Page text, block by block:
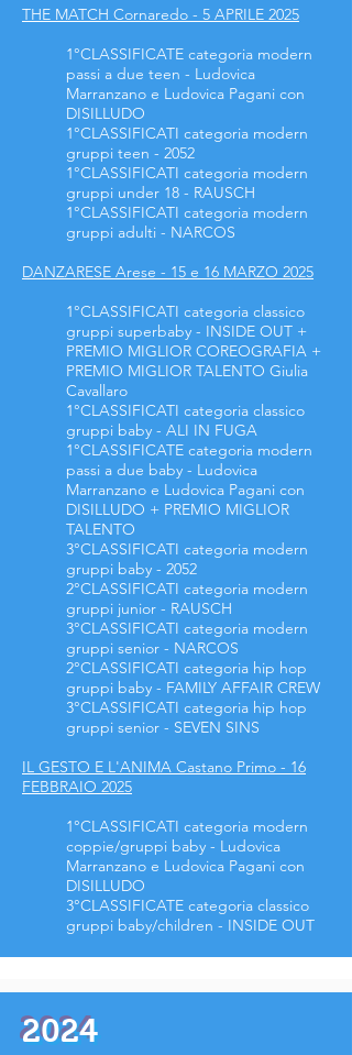
THE MATCH Cornaredo - 5 APRILE 2025
1°CLASSIFICATE categoria modern
passi a due teen - Ludovica
Marranzano e Ludovica Pagani con
DISILLUDO
1°CLASSIFICATI categoria modern
gruppi teen - 2052
1°CLASSIFICATI categoria modern
gruppi under 18 - RAUSCH
1°CLASSIFICATI categoria modern
gruppi adulti - NARCOS
DANZARESE Arese - 15 e 16 MARZO 2025
1°CLASSIFICATI categoria classico
gruppi superbaby - INSIDE OUT +
PREMIO MIGLIOR COREOGRAFIA +
PREMIO MIGLIOR TALENTO Giulia
Cavallaro
1°CLASSIFICATI categoria classico
gruppi baby - ALI IN FUGA
1°CLASSIFICATE categoria modern
passi a due baby - Ludovica
Marranzano e Ludovica Pagani con
DISILLUDO + PREMIO MIGLIOR
TALENTO
3°CLASSIFICATI categoria modern
gruppi baby - 2052
2°CLASSIFICATI categoria modern
gruppi junior - RAUSCH
3°CLASSIFICATI categoria modern
gruppi senior - NARCOS
2°CLASSIFICATI categoria hip hop
gruppi baby - FAMILY AFFAIR CREW
3°CLASSIFICATI categoria hip hop
gruppi senior - SEVEN SINS
IL GESTO E L'ANIMA Castano Primo - 16
FEBBRAIO 2025
1°CLASSIFICATI categoria modern
coppie/gruppi baby - Ludovica
Marranzano e Ludovica Pagani con
DISILLUDO
3°CLASSIFICATE categoria classico
gruppi baby/children - INSIDE OUT
2024